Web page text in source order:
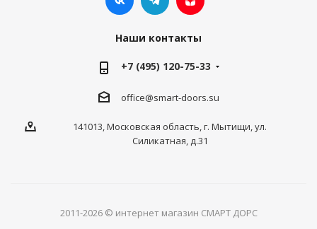
Наши контакты
+7 (495) 120-75-33
office@smart-doors.su
141013, Московская область, г. Мытищи, ул.
Силикатная, д.31
2011-2026 © интернет магазин СМАРТ ДОРС